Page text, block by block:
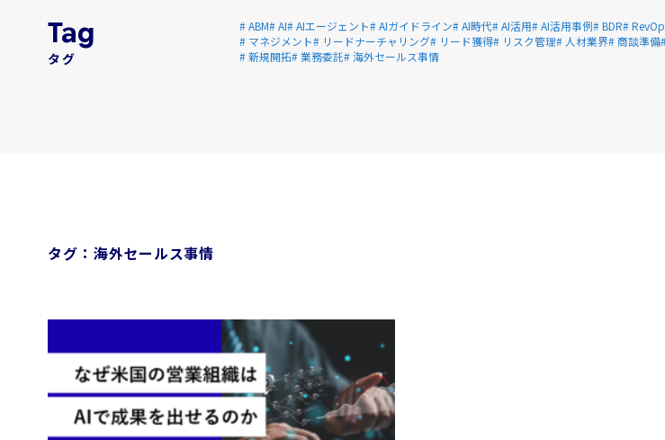
タグ
# ABM# AI# AIエージェント# AIガイドライン# AI時代# AI活用# AI活用事例# BDR#
# マネジメント# リードナーチャリング# リード獲得# リスク管理# 人材業界# 商談準備
# 新規開拓# 業務委託# 海外セールス事情
タグ：海外セールス事情